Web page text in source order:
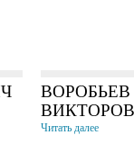
Читать далее